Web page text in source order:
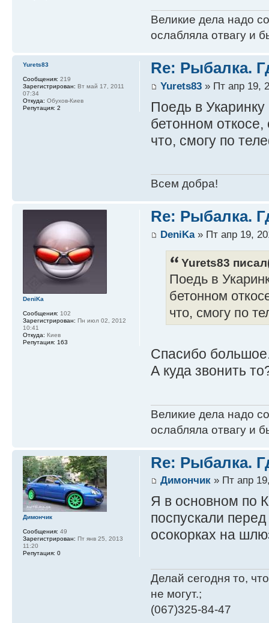
Великие дела надо
ослабляла отвагу и
Re: Рыбалка.
Yurets83» Пт апр 19,
Поедь в Укаринку
бетонном
что, смогу по
Всем добра!
Yurets83
Сообщения: 219
Зарегистрирован: Вт май 17, 2011
07:34
Откуда: Обухов-Киев
Репутация: 2
Re: Рыбалка.
DeniKa» Пт апр 19,
Yurets83
Поедь в
бетонном
что, смогу по
Спасибо
А куда звонить
Великие дела надо
ослабляла отвагу и
DeniKa
Сообщения: 102
Зарегистрирован: Пн июл 02, 2012
10:41
Откуда: Киев
Репутация: 163
Re: Рыбалка.
Димончик» Пт апр
Я в основном по
поспускали
осокорках на
Делай сегодня то,
не могут.;
(067)325-84-47
Димончик
Сообщения: 49
Зарегистрирован: Пт янв 25, 2013
11:20
Репутация: 0